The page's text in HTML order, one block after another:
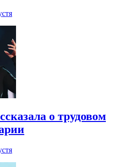
о трудовом